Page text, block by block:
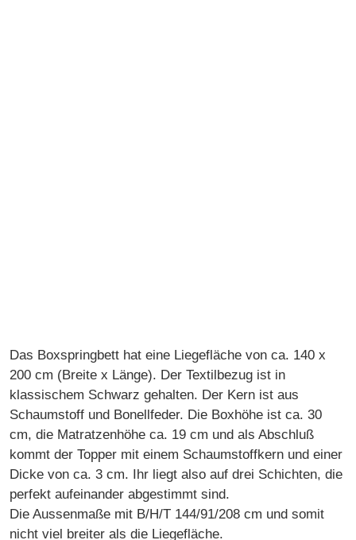
Das Boxspringbett hat eine Liegefläche von ca. 140 x
200 cm (Breite x Länge). Der Textilbezug ist in
klassischem Schwarz gehalten. Der Kern ist aus
Schaumstoff und Bonellfeder. Die Boxhöhe ist ca. 30
cm, die Matratzenhöhe ca. 19 cm und als Abschluß
kommt der Topper mit einem Schaumstoffkern und einer
Dicke von ca. 3 cm. Ihr liegt also auf drei Schichten, die
perfekt aufeinander abgestimmt sind.
Die Aussenmaße mit B/H/T 144/91/208 cm und somit
nicht viel breiter als die Liegefläche.